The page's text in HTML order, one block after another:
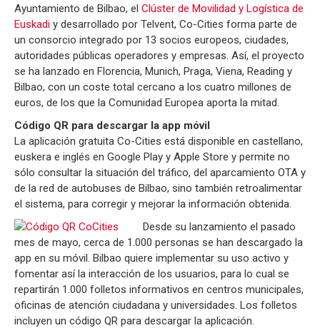
Ayuntamiento de Bilbao, el Clúster de Movilidad y Logística de
Euskadi y desarrollado por Telvent, Co-Cities forma parte de
un consorcio integrado por 13 socios europeos, ciudades,
autoridades públicas operadores y empresas. Así, el proyecto
se ha lanzado en Florencia, Munich, Praga, Viena, Reading y
Bilbao, con un coste total cercano a los cuatro millones de
euros, de los que la Comunidad Europea aporta la mitad.
Código QR para descargar la app móvil
La aplicación gratuita Co-Cities está disponible en castellano,
euskera e inglés en Google Play y Apple Store y permite no
sólo consultar la situación del tráfico, del aparcamiento OTA y
de la red de autobuses de Bilbao, sino también retroalimentar
el sistema, para corregir y mejorar la información obtenida.
Desde su lanzamiento el pasado
mes de mayo, cerca de 1.000 personas se han descargado la
app en su móvil. Bilbao quiere implementar su uso activo y
fomentar así la interacción de los usuarios, para lo cual se
repartirán 1.000 folletos informativos en centros municipales,
oficinas de atención ciudadana y universidades. Los folletos
incluyen un código QR para descargar la aplicación.